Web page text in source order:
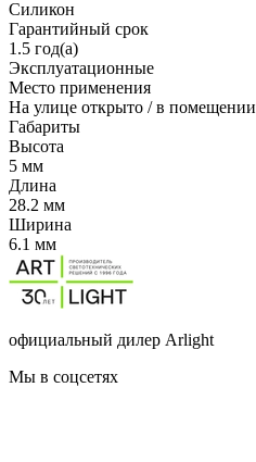
Силикон
Гарантийный срок
1.5 год(а)
Эксплуатационные
Место применения
На улице открыто / в помещении
Габариты
Высота
5 мм
Длина
28.2 мм
Ширина
6.1 мм
официальный дилер Arlight
Мы в соцсетях